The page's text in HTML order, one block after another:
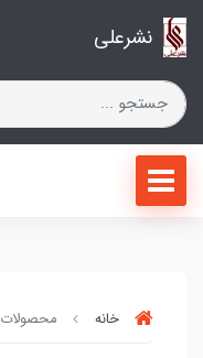
نشرعلی
خانه محصولات